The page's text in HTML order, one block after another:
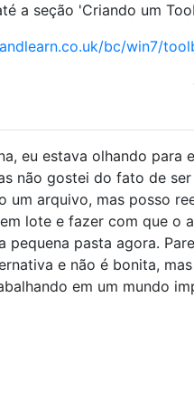
a seção 'Criando um
bc/win7/
eu estava olhando para
não gostei do fato de ser
um arquivo, mas posso
lote e fazer com que o
pequena pasta agora.
e não é bonita,
em um mundo